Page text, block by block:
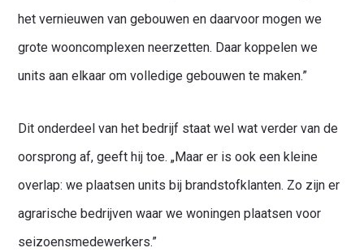
het vernieuwen van gebouwen en daarvoor mogen we
grote wooncomplexen neerzetten. Daar koppelen we
units aan elkaar om volledige gebouwen te maken.”
Dit onderdeel van het bedrijf staat wel wat verder van de
oorsprong af, geeft hij toe. „Maar er is ook een kleine
overlap: we plaatsen units bij brandstofklanten. Zo zijn er
agrarische bedrijven waar we woningen plaatsen voor
seizoensmedewerkers.”